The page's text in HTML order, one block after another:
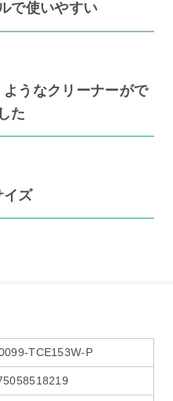
で使いやすい
うなクリーナーがで
た
イズ
TCE153W-P